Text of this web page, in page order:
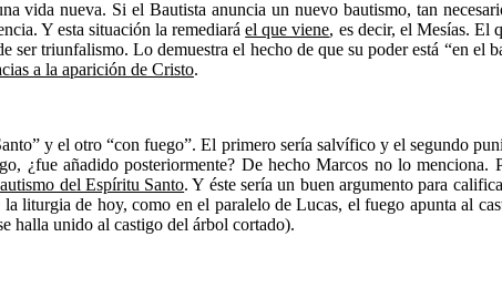
vida nueva. Si el Bautista anuncia un nuevo bautismo, tan
Y esta situación la remediaráel que viene, es decir, el Mesías. El
triunfalismo. Lo demuestra el hecho de que su poder está “en el
a la aparición de Cristo.
y el otro “con fuego”. El primero sería salvífico y el segundo
¿fue añadido posteriormente? De hecho Marcos no lo menciona.
del Espíritu Santo. Y éste sería un buen argumento para
liturgia de hoy, como en el paralelo de Lucas, el fuego apunta al
halla unido al castigo del árbol cortado).